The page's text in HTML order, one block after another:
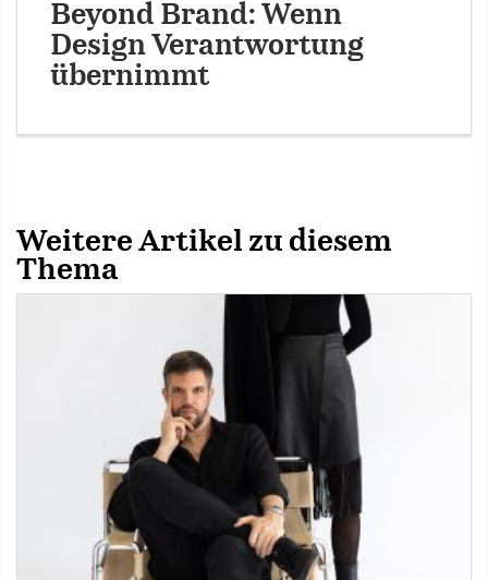
Beyond Brand: Wenn
Design Verantwortung
übernimmt
Weitere Artikel zu diesem
Thema